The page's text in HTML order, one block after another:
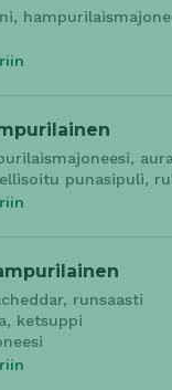
punasipuli,
runsaasti
ketsuppi